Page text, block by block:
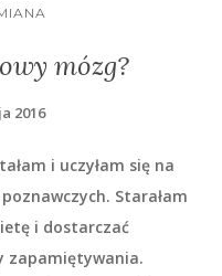
mózg?
2016
i uczyłam się na
Starałam
i dostarczać
zapamiętywania.